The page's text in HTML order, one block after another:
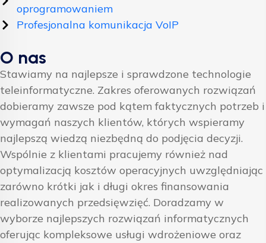
oprogramowaniem
Profesjonalna komunikacja VoIP
O nas
Stawiamy na najlepsze i sprawdzone technologie
teleinformatyczne. Zakres oferowanych rozwiązań
dobieramy zawsze pod kątem faktycznych potrzeb i
wymagań naszych klientów, których wspieramy
najlepszą wiedzą niezbędną do podjęcia decyzji.
Wspólnie z klientami pracujemy również nad
optymalizacją kosztów operacyjnych uwzględniając
zarówno krótki jak i długi okres finansowania
realizowanych przedsięwzięć. Doradzamy w
wyborze najlepszych rozwiązań informatycznych
oferując kompleksowe usługi wdrożeniowe oraz